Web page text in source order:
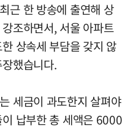
근 한 방송에 출연해 상
조하면서, 서울 아파트
상속세 부담을 갖지 않
했습니다.
세금이 과도한지 살펴야
납부한 총 세액은 6000